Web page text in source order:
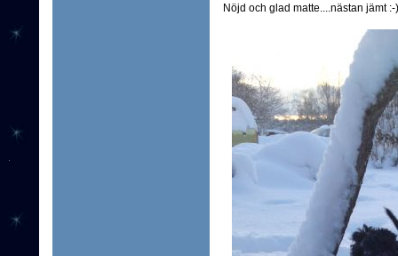
Nöjd och glad matte....nästan jämt :-)